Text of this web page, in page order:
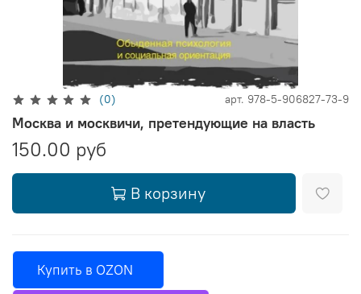
(0) арт. 978-5-906827-73-9
Москва и москвичи, претендующие на власть
150.00 руб
В корзину
Купить в OZON